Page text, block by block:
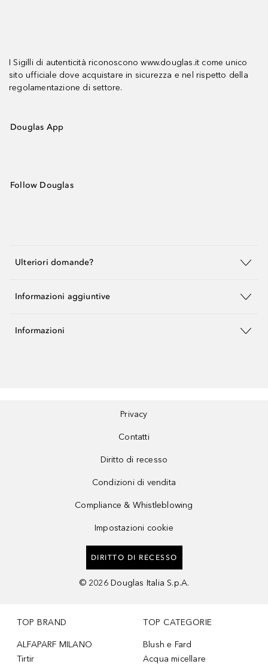
I Sigilli di autenticità riconoscono www.douglas.it come unico
sito ufficiale dove acquistare in sicurezza e nel rispetto della
regolamentazione di settore.
Douglas App
Follow Douglas
Ulteriori domande?
Informazioni aggiuntive
Informazioni
Privacy
Contatti
Diritto di recesso
Condizioni di vendita
Compliance & Whistleblowing
Impostazioni cookie
DIRITTO DI RECESSO
© 2026 Douglas Italia S.p.A.
TOP BRAND
ALFAPARF MILANO
Tirtir
TOP CATEGORIE
Blush e Fard
Acqua micellare